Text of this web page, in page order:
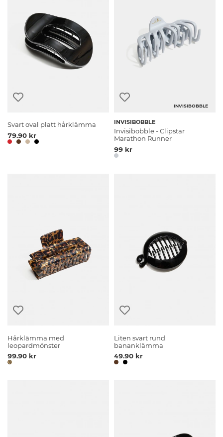
Svart oval platt hårklämma
79.90 kr
INVISIBOBBLE
INVISIBOBBLE
Invisibobble - Clipstar
Marathon Runner
99 kr
Hårklämma med
leopardmönster
99.90 kr
Liten svart rund
bananklämma
49.90 kr